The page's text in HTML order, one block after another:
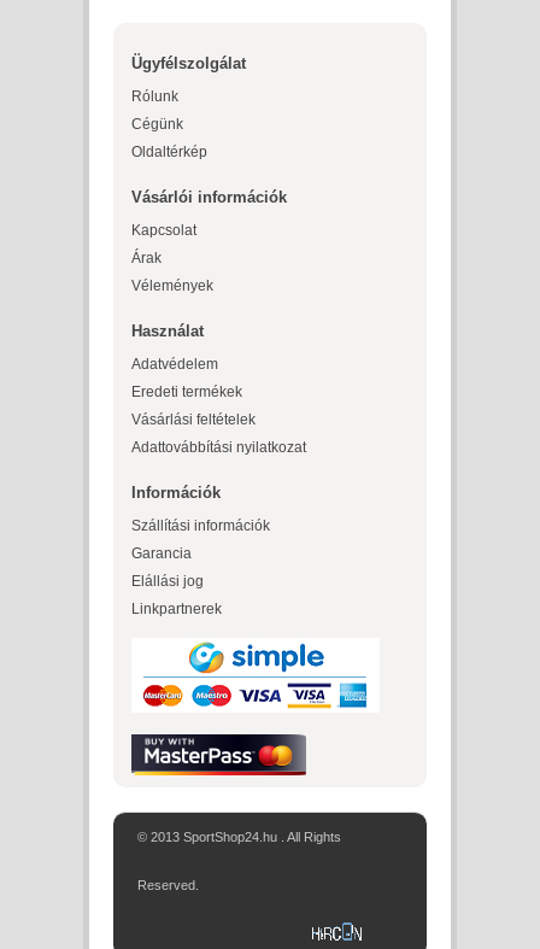
Ügyfélszolgálat
Rólunk
Cégünk
Oldaltérkép
Vásárlói információk
Kapcsolat
Árak
Vélemények
Használat
Adatvédelem
Eredeti termékek
Vásárlási feltételek
Adattovábbítási nyilatkozat
Információk
Szállítási információk
Garancia
Elállási jog
Linkpartnerek
© 2013 SportShop24.hu . All Rights
Reserved.